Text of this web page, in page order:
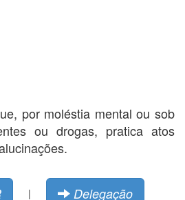
por moléstia mental ou sob
ou drogas, pratica atos
| Delegação